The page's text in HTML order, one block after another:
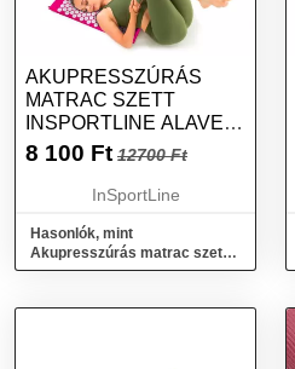
AKUPRESSZÚRÁS
MATRAC SZETT
INSPORTLINE ALAVEA
RÓZSASZÍN
8 100 Ft 12700 Ft
InSportLine
Hasonlók, mint
Akupresszúrás matrac szett
inSPORTline Alavea rózsaszín